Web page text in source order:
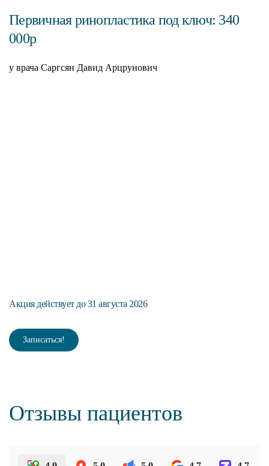
Первичная ринопластика под ключ: 340
000р
у врача Саргсян Давид Арцрунович
Акция действует до 31 августа 2026
Записаться!
Отзывы пациентов